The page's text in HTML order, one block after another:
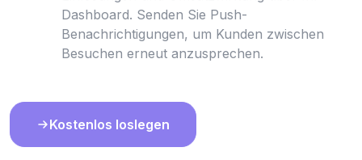
Dashboard. Senden Sie Push-
Benachrichtigungen, um Kunden zwischen
Besuchen erneut anzusprechen.
Kostenlos loslegen